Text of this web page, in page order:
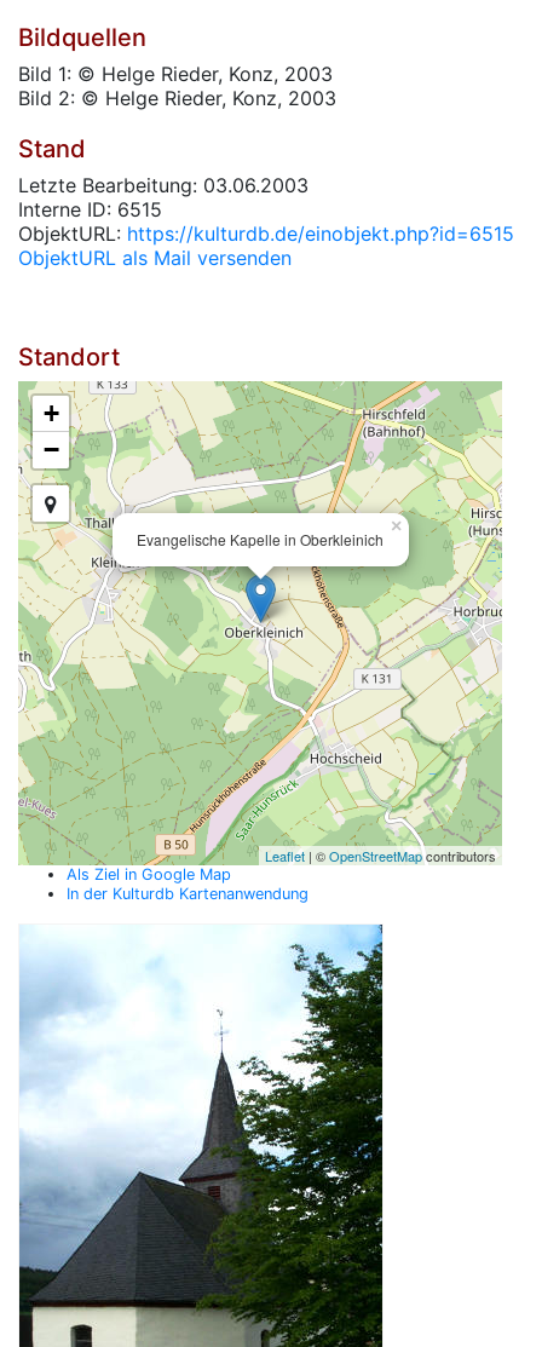
Bildquellen
Bild 1: © Helge Rieder, Konz, 2003
Bild 2: © Helge Rieder, Konz, 2003
Stand
Letzte Bearbeitung: 03.06.2003
Interne ID: 6515
ObjektURL: https://kulturdb.de/einobjekt.php?id=6515
ObjektURL als Mail versenden
Standort
Evangelische Kapelle in Oberkleinich
×
+
−
Leaflet | ©OpenStreetMapcontributors
Als Ziel in Google Map
In der Kulturdb Kartenanwendung